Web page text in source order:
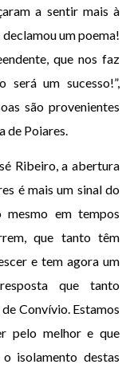
a sentir mais à
um poema!
que nos faz
será um sucesso!”,
são provenientes
de Poiares.
Ribeiro, a abertura
é mais um sinal do
mesmo em tempos
que tanto têm
e tem agora um
que tanto
Convívio. Estamos
pelo melhor e que
isolamento destas